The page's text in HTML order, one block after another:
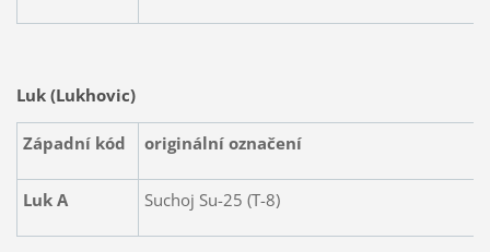
Luk (Lukhovic)
Západní kód originální označení
Luk A Suchoj Su-25 (T-8)